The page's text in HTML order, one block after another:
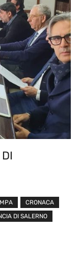
CRONACA
DI SALERNO